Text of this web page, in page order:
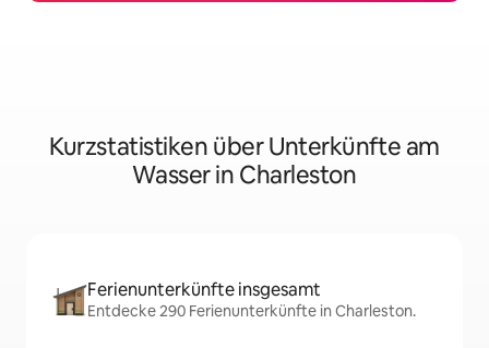
Kurzstatistiken über Unterkünfte am
Wasser in Charleston
Ferienunterkünfte insgesamt
Entdecke 290 Ferienunterkünfte in Charleston.